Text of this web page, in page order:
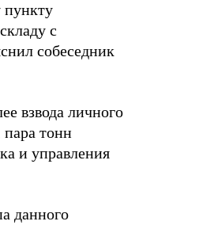
с
собеседник
взвода личного
пара тонн
и управления
данного